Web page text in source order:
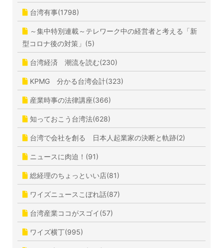
台湾有事(1798)
～集中特別連載～テレワーク中の経営者と考える「新
型コロナ後の対策」(5)
台湾経済 潮流を読む(230)
KPMG 分かる台湾会計(323)
産業時事の法律講座(366)
知っておこう台湾法(628)
台湾で会社を創る 日本人起業家の決断と軌跡(2)
ニュースに肉迫！(91)
総経理のちょっといい店(81)
ワイズニュースこぼれ話(87)
台湾産業ココがスゴイ(57)
ワイズ横丁(995)